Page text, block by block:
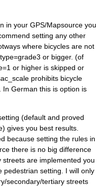
in your GPS/Mapsource you
setting any other
where bicycles are not
or bigger. (of
or higher is skipped or
prohibits bicycle
German this is option is
(default and proved
gives you best results.
because setting the rules in
there is no big difference
are implemented you
pedestrian setting. I will only
secondary/tertiary streets